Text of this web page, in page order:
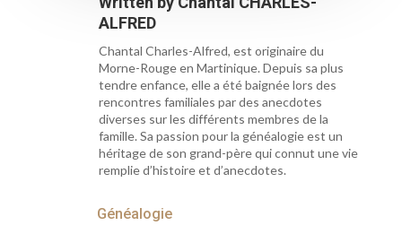
ALFRED
Chantal Charles-Alfred, est originaire du
Morne-Rouge en Martinique. Depuis sa plus
tendre enfance, elle a été baignée lors des
rencontres familiales par des anecdotes
diverses sur les différents membres de la
famille. Sa passion pour la généalogie est un
héritage de son grand-père qui connut une vie
remplie d’histoire et d’anecdotes.
Généalogie